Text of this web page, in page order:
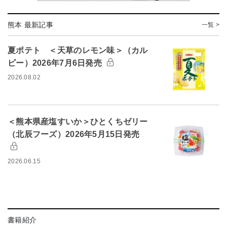
熊本 最新記事 一覧 >
夏ポテト ＜天草のレモン味＞（カル
ビー）2026年7月6日発売
2026.08.02
＜熊本県産塩すいか＞ひとくちゼリー
（北辰フーズ）2026年5月15日発売
2026.06.15
書籍紹介